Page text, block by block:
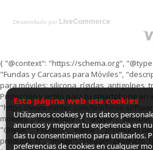
Desarrollado por LiveCommerce
{ "@context": "https://schema.org",
"Fundas y Carcasas para Móviles",
para móviles: silicona, rígidas, antigolpes,
Protección y estilo para tu smartphone en
"https://www.inintec.com/telefonia-
moviles", "mainEntity": { "@type":
"@type": "Product", "name": "[Producto
producto 1]", "image": "[Imagen producto
Esta página web usa cookies
Utilizamos cookies y tus datos
anuncios y mejorar tu experiencia en
das tu consentimiento para utilizarlos.
preferencias de cookies en cualquier